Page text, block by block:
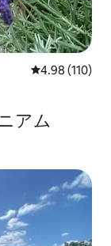
レビュー110
4.98 (110)
アム